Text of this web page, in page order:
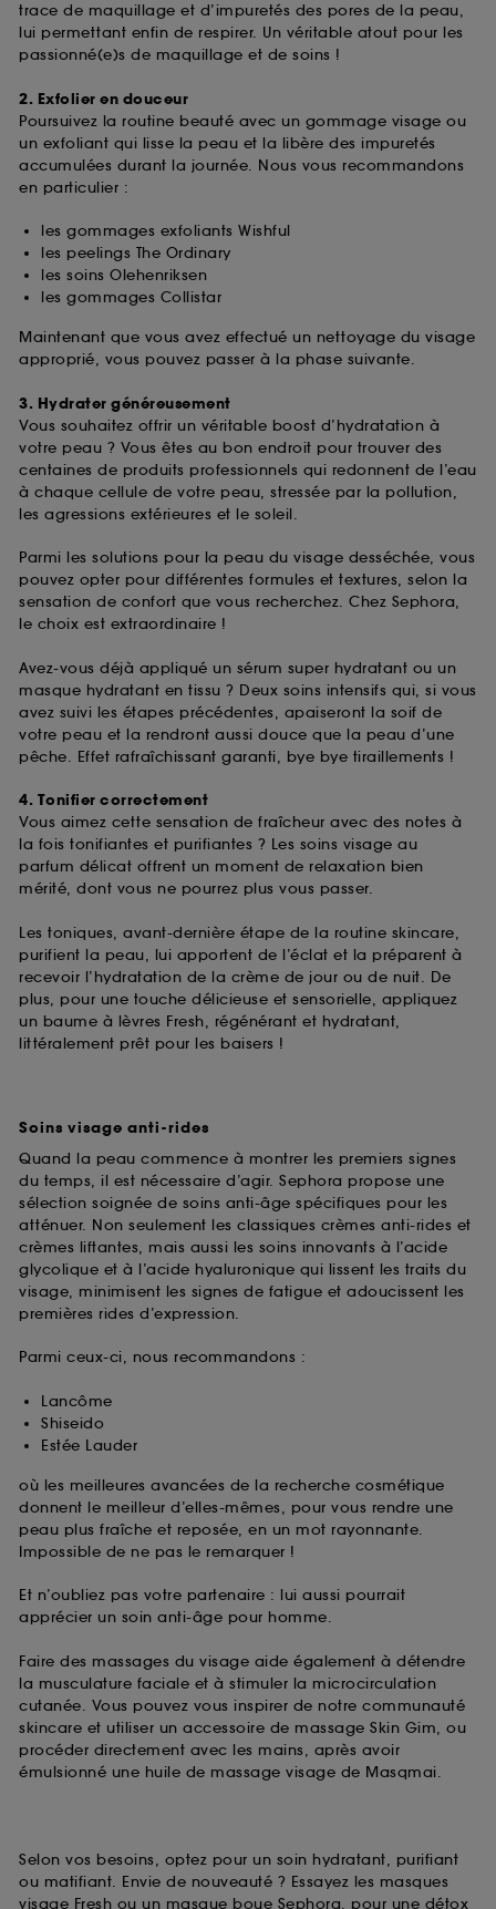
trace de maquillage et d’impuretés des pores de la peau,
lui permettant enfin de respirer. Un véritable atout pour les
passionné(e)s de maquillage et de soins !
2. Exfolier en douceur
Poursuivez la routine beauté avec un gommage visage ou
un exfoliant qui lisse la peau et la libère des impuretés
accumulées durant la journée. Nous vous recommandons
en particulier :
les gommages exfoliants Wishful
les peelings The Ordinary
les soins Olehenriksen
les gommages Collistar
Maintenant que vous avez effectué un nettoyage du visage
approprié, vous pouvez passer à la phase suivante.
3. Hydrater généreusement
Vous souhaitez offrir un véritable boost d’hydratation à
votre peau ? Vous êtes au bon endroit pour trouver des
centaines de produits professionnels qui redonnent de l’eau
à chaque cellule de votre peau, stressée par la pollution,
les agressions extérieures et le soleil.
Parmi les solutions pour la peau du visage desséchée, vous
pouvez opter pour différentes formules et textures, selon la
sensation de confort que vous recherchez. Chez Sephora,
le choix est extraordinaire !
Avez-vous déjà appliqué un sérum super hydratant ou un
masque hydratant en tissu ? Deux soins intensifs qui, si vous
avez suivi les étapes précédentes, apaiseront la soif de
votre peau et la rendront aussi douce que la peau d’une
pêche. Effet rafraîchissant garanti, bye bye tiraillements !
4. Tonifier correctement
Vous aimez cette sensation de fraîcheur avec des notes à
la fois tonifiantes et purifiantes ? Les soins visage au
parfum délicat offrent un moment de relaxation bien
mérité, dont vous ne pourrez plus vous passer.
Les toniques, avant-dernière étape de la routine skincare,
purifient la peau, lui apportent de l’éclat et la préparent à
recevoir l’hydratation de la crème de jour ou de nuit. De
plus, pour une touche délicieuse et sensorielle, appliquez
un baume à lèvres Fresh, régénérant et hydratant,
littéralement prêt pour les baisers !
Soins visage anti-rides
Quand la peau commence à montrer les premiers signes
du temps, il est nécessaire d’agir. Sephora propose une
sélection soignée de soins anti-âge spécifiques pour les
atténuer. Non seulement les classiques crèmes anti-rides et
crèmes liftantes, mais aussi les soins innovants à l’acide
glycolique et à l’acide hyaluronique qui lissent les traits du
visage, minimisent les signes de fatigue et adoucissent les
premières rides d’expression.
Parmi ceux-ci, nous recommandons :
Lancôme
Shiseido
Estée Lauder
où les meilleures avancées de la recherche cosmétique
donnent le meilleur d’elles-mêmes, pour vous rendre une
peau plus fraîche et reposée, en un mot rayonnante.
Impossible de ne pas le remarquer !
Et n’oubliez pas votre partenaire : lui aussi pourrait
apprécier un soin anti-âge pour homme.
Faire des massages du visage aide également à détendre
la musculature faciale et à stimuler la microcirculation
cutanée. Vous pouvez vous inspirer de notre communauté
skincare et utiliser un accessoire de massage Skin Gim, ou
procéder directement avec les mains, après avoir
émulsionné une huile de massage visage de Masqmai.
Selon vos besoins, optez pour un soin hydratant, purifiant
ou matifiant. Envie de nouveauté ? Essayez les masques
visage Fresh ou un masque boue Sephora, pour une détox